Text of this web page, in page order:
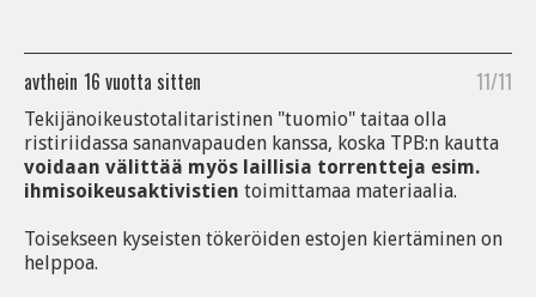
avthein 16 vuotta sitten 11/11
Tekijänoikeustotalitaristinen "tuomio" taitaa olla
ristiriidassa sananvapauden kanssa, koska TPB:n kautta
voidaan välittää myös laillisia torrentteja esim.
ihmisoikeusaktivistien toimittamaa materiaalia.
Toisekseen kyseisten tökeröiden estojen kiertäminen on
helppoa.